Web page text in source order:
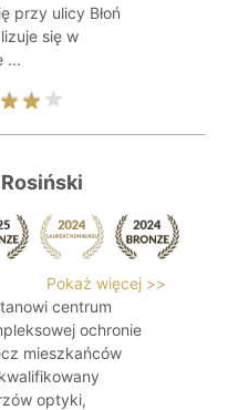
przy ulicy Błoń
się w
...
Pokaż więcej >>
centrum
ochronie
mieszkańców
optyki,